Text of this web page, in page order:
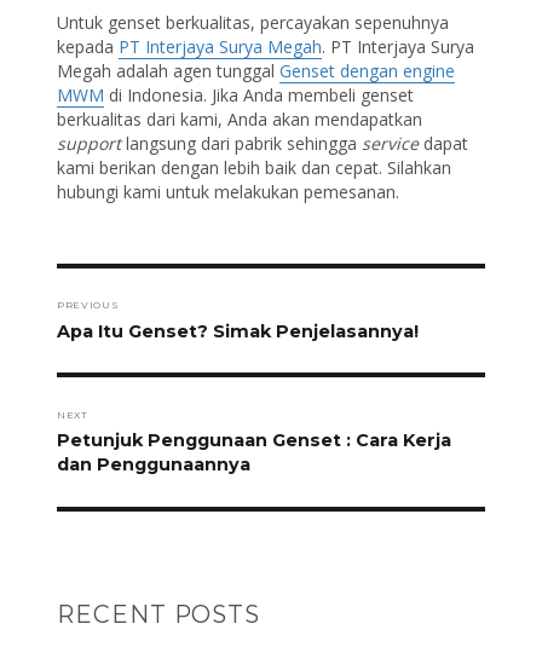
Untuk genset berkualitas, percayakan sepenuhnya
kepada PT Interjaya Surya Megah. PT Interjaya Surya
Megah adalah agen tunggalGenset dengan engine
MWM di Indonesia. Jika Anda membeli genset
berkualitas dari kami, Anda akan mendapatkan
supportlangsung dari pabrik sehingga service dapat
kami berikan dengan lebih baik dan cepat. Silahkan
hubungi kami untuk melakukan pemesanan.
navigation
PREVIOUS
Previous
Apa Itu Genset? Simak Penjelasannya!
NEXT
Next
post:
Petunjuk Penggunaan Genset : Cara Kerja
dan Penggunaannya
RECENT POSTS